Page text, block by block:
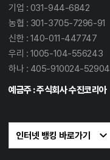
기업 : 031-944-6842
농협 : 301-3705-7296-91
신한 : 140-011-447747
우리 : 1005-104-556243
하나 : 405-910024-52904
예금주 : 주식회사 수진코리아